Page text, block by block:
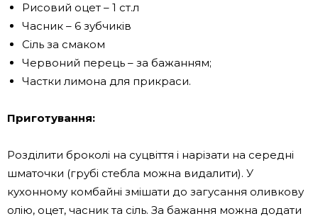
Рисовий оцет – 1 ст.л
Часник – 6 зубчиків
Сіль за смаком
Червоний перець – за бажанням;
Частки лимона для прикраси.
Приготування:
Розділити броколі на суцвіття і нарізати на середні
шматочки (грубі стебла можна видалити). У
кухонному комбайні змішати до загусання оливкову
олію, оцет, часник та сіль. За бажання можна додати